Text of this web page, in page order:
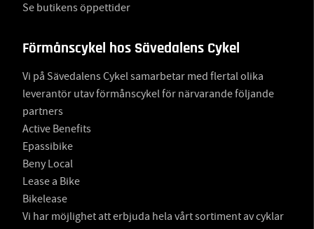
Se butikens öppettider
Förmånscykel hos Sävedalens Cykel
Vi på Sävedalens Cykel samarbetar med flertal olika
leverantör utav förmånscykel för närvarande följande
partners
Active Benefits
Epassibike
Beny Local
Lease a Bike
Bikelease
Vi har möjlighet att erbjuda hela vårt sortiment av cyklar